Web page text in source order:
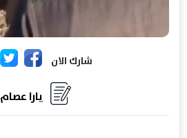
شارك الان
يارا عصام